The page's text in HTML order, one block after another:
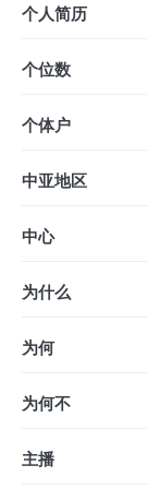
个人简历
个位数
个体户
中亚地区
中心
为什么
为何
为何不
主播